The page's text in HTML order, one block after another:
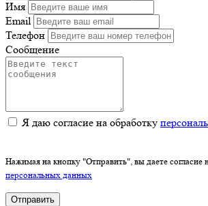
Имя
Email
Телефон
Сообщение
Я даю согласие на обработку
Нажимая на кнопку "Отправить", вы даете согласие
персональных данных
Отправить